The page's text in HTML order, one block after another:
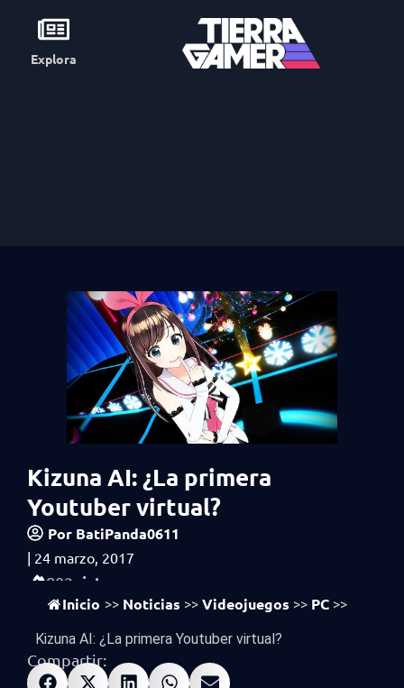
Explora
Kizuna AI: ¿La primera
Youtuber virtual?
Por BatiPanda0611
| 24 marzo, 2017
802 vistas
Inicio >> Noticias >> Videojuegos >> PC >>
Kizuna AI: ¿La primera Youtuber virtual?
Compartir: